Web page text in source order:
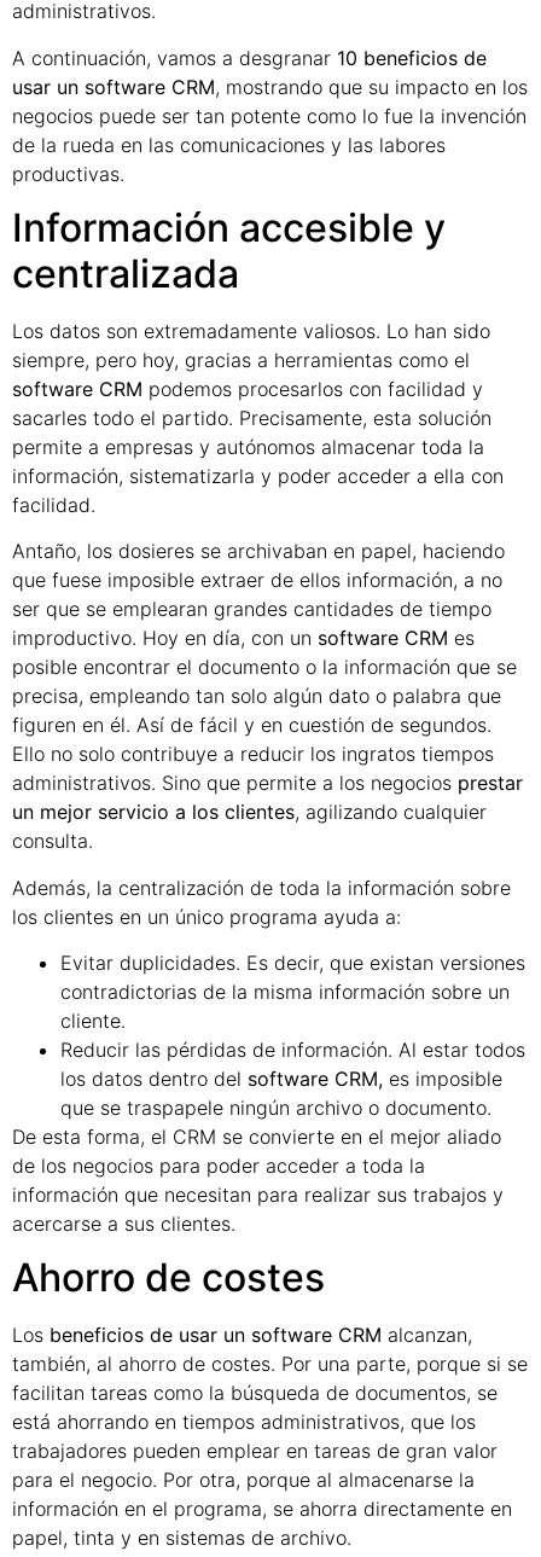
administrativos.
A continuación, vamos a desgranar 10 beneficios de
usar un software CRM, mostrando que su impacto en los
negocios puede ser tan potente como lo fue la invención
de la rueda en las comunicaciones y las labores
productivas.
Información accesible y
centralizada
Los datos son extremadamente valiosos. Lo han sido
siempre, pero hoy, gracias a herramientas como el
software CRM podemos procesarlos con facilidad y
sacarles todo el partido. Precisamente, esta solución
permite a empresas y autónomos almacenar toda la
información, sistematizarla y poder acceder a ella con
facilidad.
Antaño, los dosieres se archivaban en papel, haciendo
que fuese imposible extraer de ellos información, a no
ser que se emplearan grandes cantidades de tiempo
improductivo. Hoy en día, con un software CRM es
posible encontrar el documento o la información que se
precisa, empleando tan solo algún dato o palabra que
figuren en él. Así de fácil y en cuestión de segundos.
Ello no solo contribuye a reducir los ingratos tiempos
administrativos. Sino que permite a los negocios prestar
un mejor servicio a los clientes, agilizando cualquier
consulta.
Además, la centralización de toda la información sobre
los clientes en un único programa ayuda a:
Evitar duplicidades. Es decir, que existan versiones
contradictorias de la misma información sobre un
cliente.
Reducir las pérdidas de información. Al estar todos
los datos dentro del software CRM, es imposible
que se traspapele ningún archivo o documento.
De esta forma, el CRM se convierte en el mejor aliado
de los negocios para poder acceder a toda la
información que necesitan para realizar sus trabajos y
acercarse a sus clientes.
Ahorro de costes
Los beneficios de usar un software CRM alcanzan,
también, al ahorro de costes. Por una parte, porque si se
facilitan tareas como la búsqueda de documentos, se
está ahorrando en tiempos administrativos, que los
trabajadores pueden emplear en tareas de gran valor
para el negocio. Por otra, porque al almacenarse la
información en el programa, se ahorra directamente en
papel, tinta y en sistemas de archivo.